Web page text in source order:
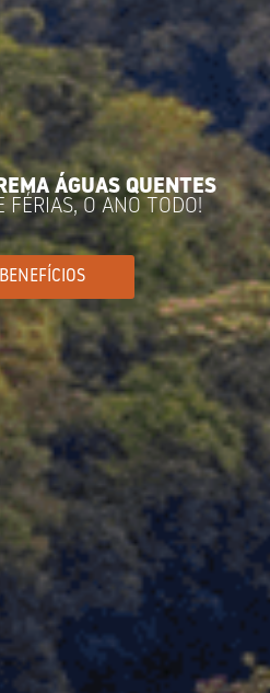
ÁGUAS QUENTES
FÉRIAS, O ANO TODO!